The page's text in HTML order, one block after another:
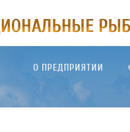
О ПРЕДПРИЯТИИ